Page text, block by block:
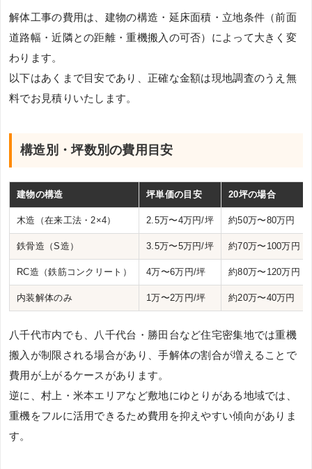
解体工事の費用は、建物の構造・延床面積・立地条件（前面
道路幅・近隣との距離・重機搬入の可否）によって大きく変
わります。
以下はあくまで目安であり、正確な金額は現地調査のうえ無
料でお見積りいたします。
構造別・坪数別の費用目安
建物の構造 坪単価の目安 20坪の場合
木造（在来工法・2×4） 2.5万〜4万円/坪 約50万〜80万円
鉄骨造（S造） 3.5万〜5万円/坪 約70万〜100万円
RC造（鉄筋コンクリート） 4万〜6万円/坪 約80万〜120万円
内装解体のみ 1万〜2万円/坪 約20万〜40万円
八千代市内でも、八千代台・勝田台など住宅密集地では重機
搬入が制限される場合があり、手解体の割合が増えることで
費用が上がるケースがあります。
逆に、村上・米本エリアなど敷地にゆとりがある地域では、
重機をフルに活用できるため費用を抑えやすい傾向がありま
す。